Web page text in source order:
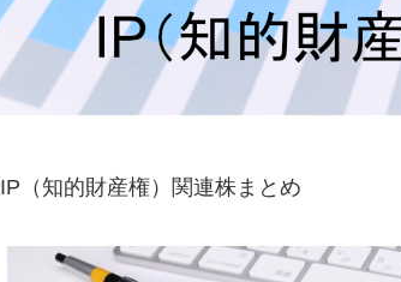
IP（知的財産権）関連株まとめ